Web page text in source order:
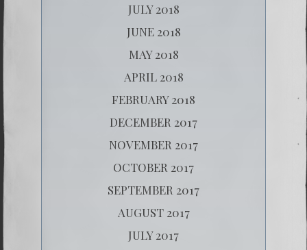
JULY 2018
JUNE 2018
MAY 2018
APRIL 2018
FEBRUARY 2018
DECEMBER 2017
NOVEMBER 2017
OCTOBER 2017
SEPTEMBER 2017
AUGUST 2017
JULY 2017